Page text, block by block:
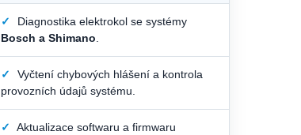
✓
Diagnostika elektrokol se systémy
Bosch a Shimano
✓
Vyčtení chybových hlášení a kontrola
provozních údajů systému.
✓
Aktualizace softwaru a firmwaru